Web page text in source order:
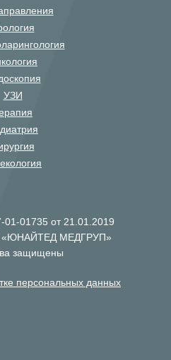
УЗИ
01735 от 21.01.2019
«ЮНАЙТЕД МЕДГРУП»
защищены
персональных данных